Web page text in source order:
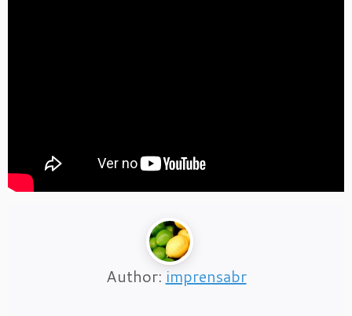
Author: imprensabr